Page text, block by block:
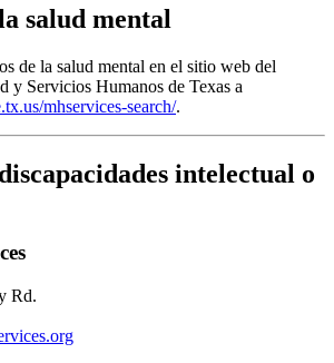
salud mental
de la salud mental en el sitio web del
y Servicios Humanos de Texas a
mhservices-search/.
intelectual o
Rd.